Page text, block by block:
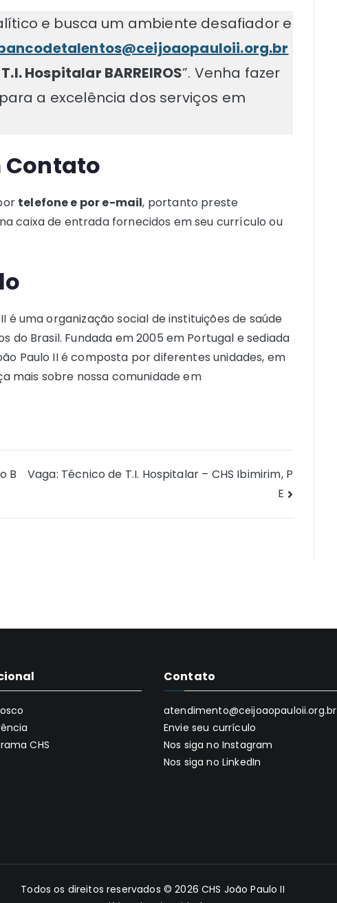
e busca um ambiente desafiador e
Hospitalar BARREIROS”. Venha fazer
a excelência dos serviços em
Contato
telefone e por e-mail, portanto preste
caixa de entrada fornecidos em seu currículo ou
é uma organização social de instituições de saúde
do Brasil. Fundada em 2005 em Portugal e sediada
Paulo II é composta por diferentes unidades, em
mais sobre nossa comunidade em
B
Vaga: Técnico de T.I. Hospitalar – CHS Ibimirim, P
E
CHS
Contato
atendimento@ceijoaopauloii.org.br
Envie seu currículo
Nos siga no Instagram
Nos siga no LinkedIn
Todos os direitos reservados © 2026CHS João Paulo II